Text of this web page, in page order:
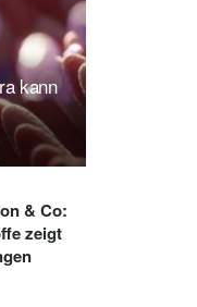
kann
& Co:
zeigt